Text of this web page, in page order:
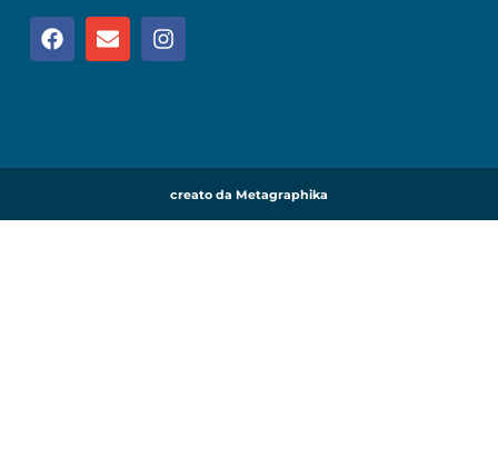
creato da Metagraphika